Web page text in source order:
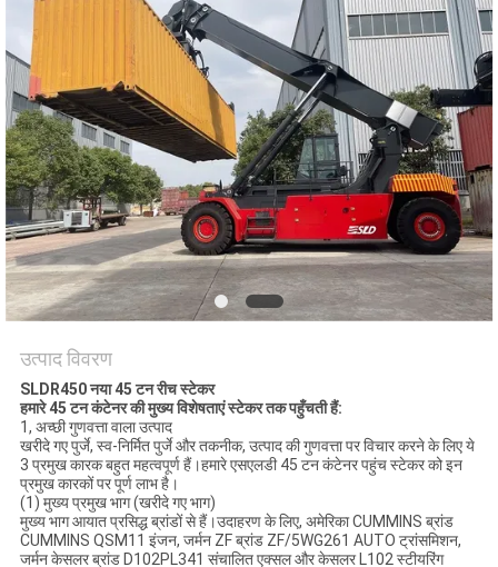
उत्पाद विवरण
SLDR450 नया 45 टन रीच स्टेकर
हमारे 45 टन कंटेनर की मुख्य विशेषताएं स्टेकर तक पहुँचती हैं:
1, अच्छी गुणवत्ता वाला उत्पाद
खरीदे गए पुर्जे, स्व-निर्मित पुर्जे और तकनीक, उत्पाद की गुणवत्ता पर विचार करने के लिए ये
3 प्रमुख कारक बहुत महत्वपूर्ण हैं।हमारे एसएलडी 45 टन कंटेनर पहुंच स्टेकर को इन
प्रमुख कारकों पर पूर्ण लाभ है।
(1) मुख्य प्रमुख भाग (खरीदे गए भाग)
मुख्य भाग आयात प्रसिद्ध ब्रांडों से हैं।उदाहरण के लिए, अमेरिका CUMMINS ब्रांड
CUMMINS QSM11 इंजन, जर्मन ZF ब्रांड ZF/5WG261 AUTO ट्रांसमिशन,
जर्मन केसलर ब्रांड D102PL341 संचालित एक्सल और केसलर L102 स्टीयरिंग